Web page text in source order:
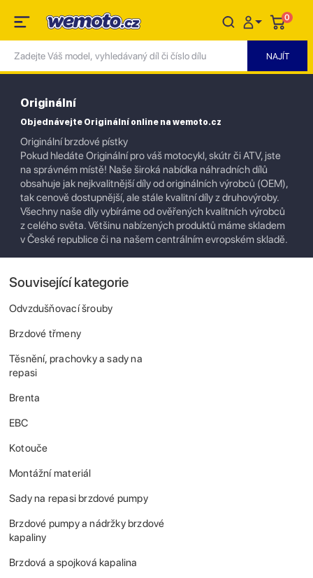
0
Originální
Objednávejte Originální online na wemoto.cz
Originální brzdové pístky
Pokud hledáte Originální pro váš motocykl, skútr či ATV, jste
na správném místě! Naše široká nabídka náhradních dílů
obsahuje jak nejkvalitnější díly od originálních výrobců (OEM),
tak cenově dostupnější, ale stále kvalitní díly z druhovýroby.
Všechny naše díly vybíráme od ověřených kvalitních výrobců
z celého světa. Většinu nabízených produktů máme skladem
v České republice či na našem centrálním evropském skladě.
Související kategorie
Odvzdušňovací šrouby
Brzdové třmeny
Těsnění, prachovky a sady na
repasi
Brenta
EBC
Kotouče
Montážní materiál
Sady na repasi brzdové pumpy
Brzdové pumpy a nádržky brzdové
kapaliny
Brzdová a spojková kapalina